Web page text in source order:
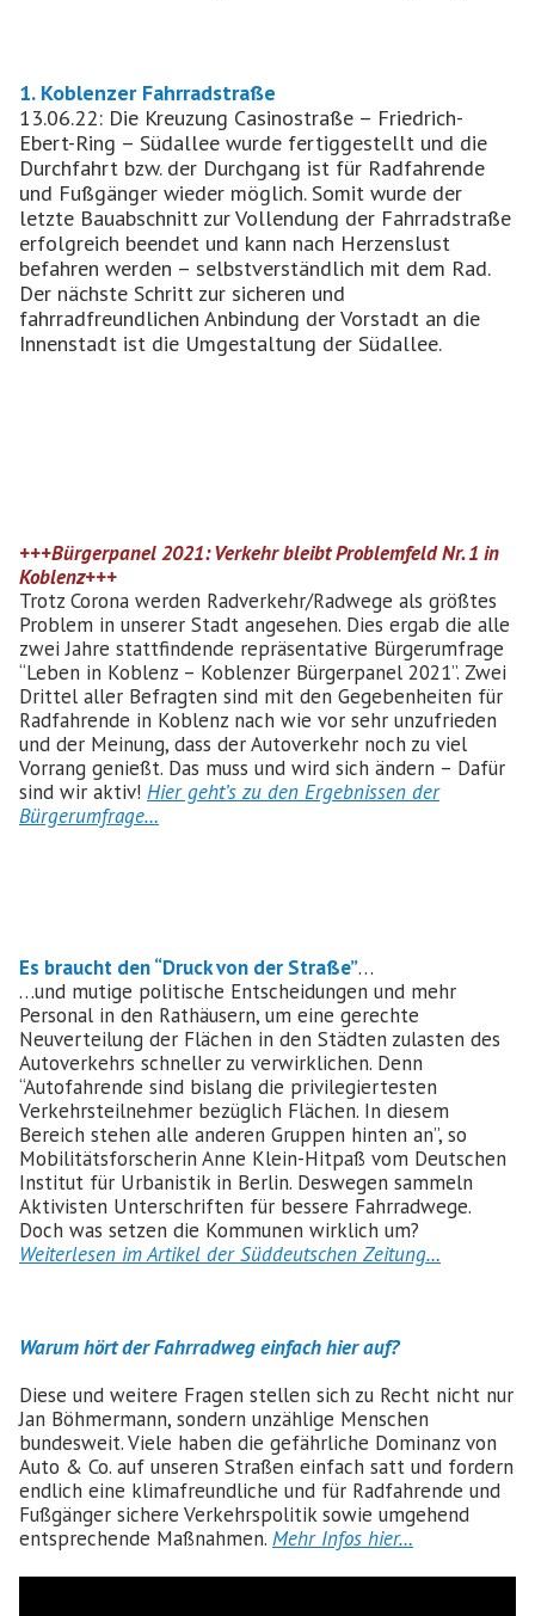
1. Koblenzer Fahrradstraße
13.06.22: Die Kreuzung Casinostraße – Friedrich-
Ebert-Ring – Südallee wurde fertiggestellt und die
Durchfahrt bzw. der Durchgang ist für Radfahrende
und Fußgänger wieder möglich. Somit wurde der
letzte Bauabschnitt zur Vollendung der Fahrradstraße
erfolgreich beendet und kann nach Herzenslust
befahren werden – selbstverständlich mit dem Rad.
Der nächste Schritt zur sicheren und
fahrradfreundlichen Anbindung der Vorstadt an die
Innenstadt ist die Umgestaltung der Südallee.
+++Bürgerpanel 2021: Verkehr bleibt Problemfeld Nr. 1 in
Koblenz+++
Trotz Corona werden Radverkehr/Radwege als größtes
Problem in unserer Stadt angesehen. Dies ergab die alle
zwei Jahre stattfindende repräsentative Bürgerumfrage
“Leben in Koblenz – Koblenzer Bürgerpanel 2021”. Zwei
Drittel aller Befragten sind mit den Gegebenheiten für
Radfahrende in Koblenz nach wie vor sehr unzufrieden
und der Meinung, dass der Autoverkehr noch zu viel
Vorrang genießt. Das muss und wird sich ändern – Dafür
sind wir aktiv! Hier geht’s zu den Ergebnissen der
Bürgerumfrage…
Es braucht den “Druck von der Straße”…
…und mutige politische Entscheidungen und mehr
Personal in den Rathäusern, um eine gerechte
Neuverteilung der Flächen in den Städten zulasten des
Autoverkehrs schneller zu verwirklichen. Denn
“Autofahrende sind bislang die privilegiertesten
Verkehrsteilnehmer bezüglich Flächen. In diesem
Bereich stehen alle anderen Gruppen hinten an”, so
Mobilitätsforscherin Anne Klein-Hitpaß vom Deutschen
Institut für Urbanistik in Berlin. Deswegen sammeln
Aktivisten Unterschriften für bessere Fahrradwege.
Doch was setzen die Kommunen wirklich um?
Weiterlesen im Artikel der Süddeutschen Zeitung…
Warum hört der Fahrradweg einfach hier auf?
Diese und weitere Fragen stellen sich zu Recht nicht nur
Jan Böhmermann, sondern unzählige Menschen
bundesweit. Viele haben die gefährliche Dominanz von
Auto & Co. auf unseren Straßen einfach satt und fordern
endlich eine klimafreundliche und für Radfahrende und
Fußgänger sichere Verkehrspolitik sowie umgehend
entsprechende Maßnahmen. Mehr Infos hier…